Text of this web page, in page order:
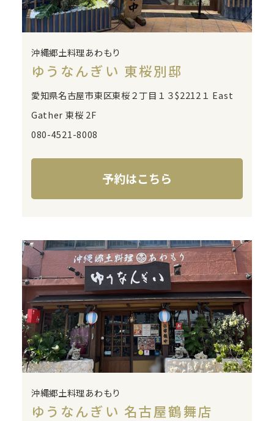
沖縄郷土料理あわもり
ゆうなんぎい 東桜別邸
愛知県名古屋市東区東桜２丁目１３$2212１ East
Gather 東桜 2F
080-4521-8008
予約はこちら
沖縄郷土料理あわもり
ゆうなんぎい 名古屋鶴舞店